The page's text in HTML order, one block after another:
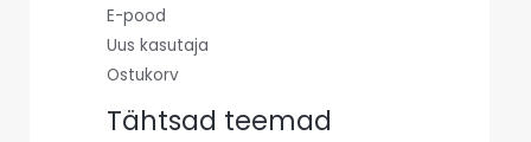
E-pood
Uus kasutaja
Ostukorv
Tähtsad teemad